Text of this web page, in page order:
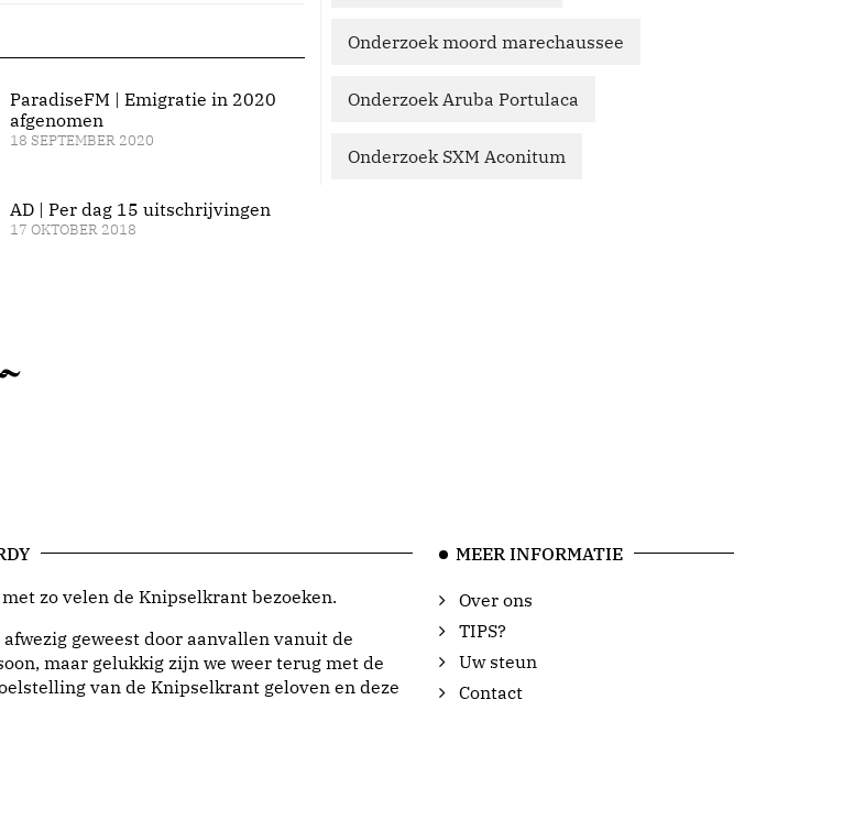
ParadiseFM | Emigratie in 2020
afgenomen
18 SEPTEMBER 2020
AD | Per dag 15 uitschrijvingen
17 OKTOBER 2018
Onderzoek moord marechaussee
Onderzoek Aruba Portulaca
Onderzoek SXM Aconitum
zo velen de Knipselkrant bezoeken.
geweest door aanvallen vanuit de
maar gelukkig zijn we weer terug met de
van de Knipselkrant geloven en deze
MEER INFORMATIE
Over ons
TIPS?
Uw steun
Contact